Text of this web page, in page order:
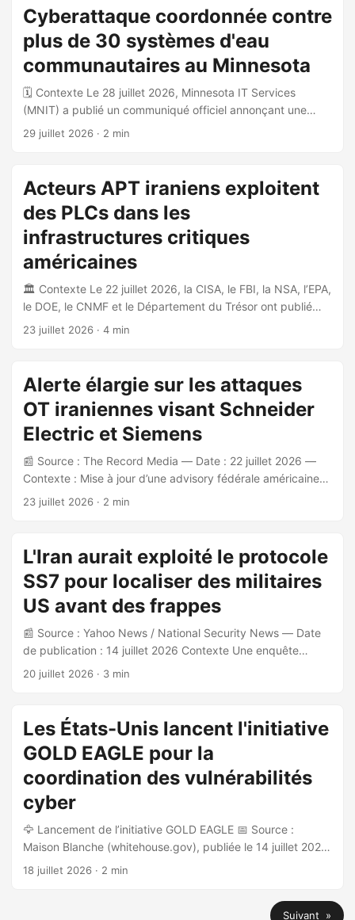
l’attaque Des activités cyber malveillantes ont perturbé les
technologies opérationnelles (OT) de systèmes d’eau dans
au moins sept États. Plus de 30 systèmes d’eau
communautaires ont été affectés rien qu’au Minnesota. Les
incidents ont entraîné : ...
Cyberattaque coordonnée contre
plus de 30 systèmes d'eau
communautaires au Minnesota
🗓️ Contexte Le 28 juillet 2026, Minnesota IT Services
(MNIT) a publié un communiqué officiel annonçant une
cyberattaque coordonnée ayant ciblé les technologies
et 27 juillet 2026. 🎯 Nature de l’attaque L’attaque a visé
spécifiquement les systèmes de technologie opérationnelle
(OT) des infrastructures d’eau potable. Il s’agit d’une
attaque coordonnée touchant simultanément de
nombreuses collectivités. L’investigation reste active au
moment de la publication. ...
29 juillet 2026 · 2 min
Acteurs APT iraniens exploitent
des PLCs dans les
infrastructures critiques
américaines
🏛️ Contexte Le 22 juillet 2026, la CISA, le FBI, la NSA, l’EPA,
le DOE, le CNMF et le Département du Trésor ont publié
une mise à jour de l’advisory AA26-097A (initialement publié
internet par des acteurs APT affiliés à l’Iran. 🎯 Acteurs et
ciblage Les agences attribuent cette activité à un groupe
APT affilié à l’Iran, lié à l’IRGC Cyber Electronic Command
(CEC). Ce groupe est rapproché des CyberAv3ngers (alias
Shahid Kaveh Group, Hydro Kitten, Storm-0784, Bauxite,
UNC5691, etc.), déjà responsables d’attaques similaires en
novembre 2023 contre des PLCs Unitronics. ...
23 juillet 2026 · 4 min
Alerte élargie sur les attaques
OT iraniennes visant Schneider
Electric et Siemens
📰 Source : The Record Media — Date : 22 juillet 2026 —
Contexte : Mise à jour d’une advisory fédérale américaine
initialement publiée en avril 2026 par la CISA, le FBI et l’EPA
initiale portait sur les automates programmables (PLC) des
fabricants Rockwell Automation et Allen-Bradley. La
révision du 22 juillet 2026 étend la portée aux équipements
de Schneider Electric, Siemens, et potentiellement d’autres
fabricants de PLC. ...
23 juillet 2026 · 2 min
L'Iran aurait exploité le protocole
SS7 pour localiser des militaires
US avant des frappes
📰 Source : Yahoo News / National Security News — Date
de publication : 14 juillet 2026 Contexte Une enquête
publiée en mars 2026 par National Security News révèle
SS7 (Signaling System 7, datant des années 1970) pour
conduire des opérations de géolocalisation contre du
personnel militaire américain déployé dans le Golfe
Persique. ...
20 juillet 2026 · 3 min
Les États-Unis lancent l'initiative
GOLD EAGLE pour la
coordination des vulnérabilités
cyber
🦅 Lancement de l’initiative GOLD EAGLE 📅 Source :
Maison Blanche (whitehouse.gov), publiée le 14 juillet 2026.
Cet article est un communiqué officiel de l’administration
fédéral de cybersécurité. 🏛️ Contexte institutionnel
L’initiative GOLD EAGLE est établie en application de
18 juillet 2026 · 2 min
Suivant »